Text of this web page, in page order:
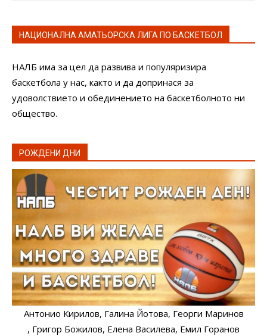
НАЦИОНАЛНА АМАТЬОРСКА ЛИГА ПО БАСКЕТБОЛ
НАЛБ има за цел да развива и популяризира
баскетбола у нас, както и да допринася за
удоволствието и обединението на баскетболното ни
общество.
РОЖДЕНИ ДНИ
Антонио Кирилов, Галина Йотова, Георги Маринов
, Григор Божилов, Елена Василева, Емил Горанов